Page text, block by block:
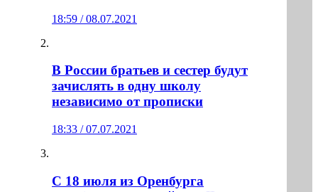
18:59 / 08.07.2021
В России братьев и сестер будут
зачислять в одну школу
независимо от прописки
18:33 / 07.07.2021
С 18 июля из Оренбурга